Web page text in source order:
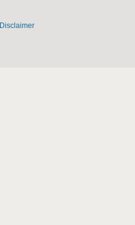
Disclaimer